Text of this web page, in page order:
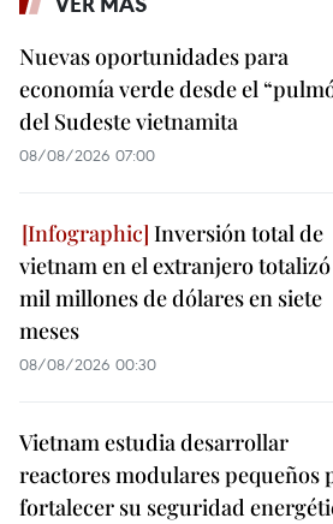
Nuevas oportunidades para
economía verde desde el
del Sudeste vietnamita
08/08/2026 07:00
Inversión total de
vietnam en el extranjero totalizó
mil millones de dólares en siete
meses
08/08/2026 00:30
Vietnam estudia desarrollar
reactores modulares pequeños
fortalecer su seguridad